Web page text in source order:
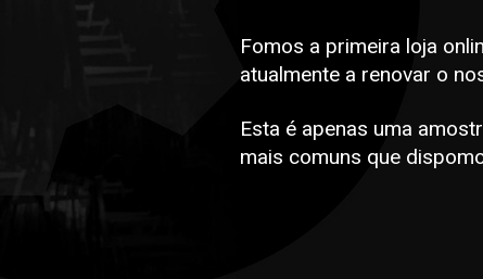
Fomos a primeira loja
atualmente a renovar o
Esta é apenas uma
mais comuns que